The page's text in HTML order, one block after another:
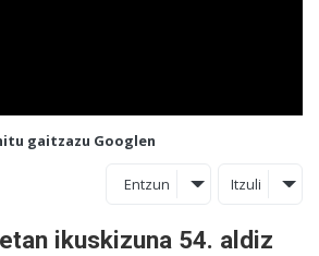
gaitzazu Googlen
Entzun Itzuli
ikuskizuna 54. aldiz